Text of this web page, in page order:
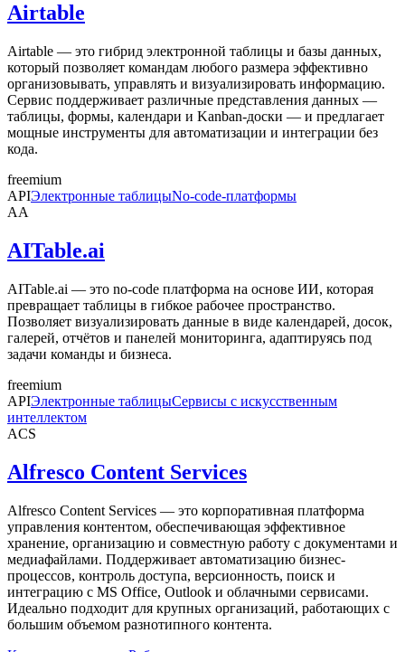
Airtable
Airtable — это гибрид электронной таблицы и базы данных,
который позволяет командам любого размера эффективно
организовывать, управлять и визуализировать информацию.
Сервис поддерживает различные представления данных —
таблицы, формы, календари и Kanban-доски — и предлагает
мощные инструменты для автоматизации и интеграции без
кода.
freemium
APIЭлектронные таблицыNo-code-платформы
AA
AITable.ai
AITable.ai — это no-code платформа на основе ИИ, которая
превращает таблицы в гибкое рабочее пространство.
Позволяет визуализировать данные в виде календарей, досок,
галерей, отчётов и панелей мониторинга, адаптируясь под
задачи команды и бизнеса.
freemium
APIЭлектронные таблицыСервисы с искусственным
интеллектом
ACS
Alfresco Content Services
Alfresco Content Services — это корпоративная платформа
управления контентом, обеспечивающая эффективное
хранение, организацию и совместную работу с документами и
медиафайлами. Поддерживает автоматизацию бизнес-
процессов, контроль доступа, версионность, поиск и
интеграцию с MS Office, Outlook и облачными сервисами.
Идеально подходит для крупных организаций, работающих с
большим объемом разнотипного контента.